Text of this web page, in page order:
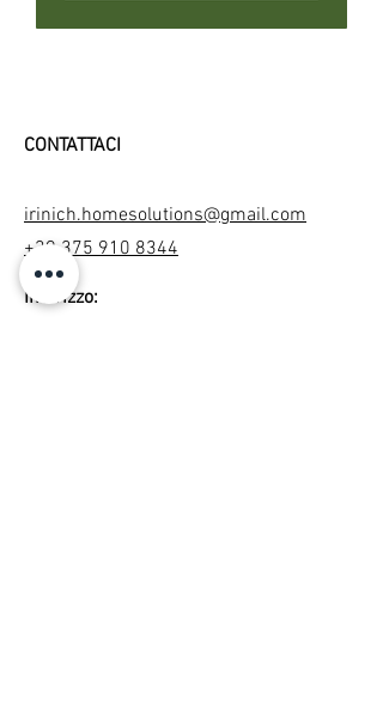
CONTATTACI
irinich.homesolutions@gmail.com
+39 375 910 8344
Indirizzo: